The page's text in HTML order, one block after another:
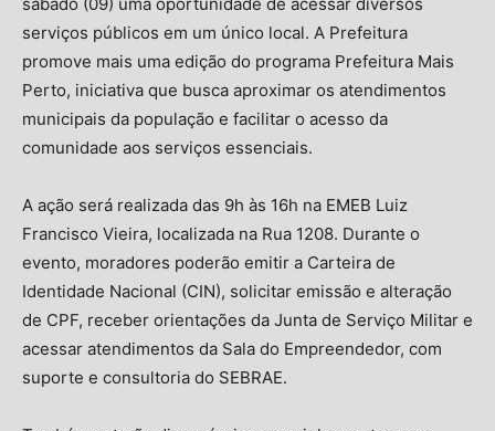
serviços públicos em um único local. A Prefeitura
promove mais uma edição do programa Prefeitura Mais
Perto, iniciativa que busca aproximar os atendimentos
municipais da população e facilitar o acesso da
comunidade aos serviços essenciais.
A ação será realizada das 9h às 16h na EMEB Luiz
Francisco Vieira, localizada na Rua 1208. Durante o
evento, moradores poderão emitir a Carteira de
Identidade Nacional (CIN), solicitar emissão e alteração
de CPF, receber orientações da Junta de Serviço Militar e
acessar atendimentos da Sala do Empreendedor, com
suporte e consultoria do SEBRAE.